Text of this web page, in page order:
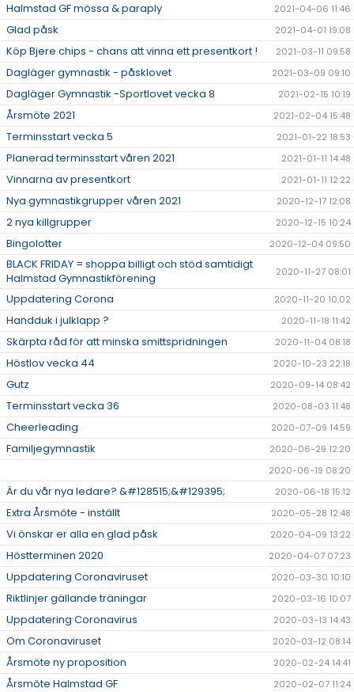
Halmstad GF mössa & paraply 2021-04-06 11:46
Glad påsk 2021-04-01 19:08
Köp Bjere chips - chans att vinna ett presentkort ! 2021-03-11 09:58
Dagläger gymnastik - påsklovet 2021-03-09 09:10
Dagläger Gymnastik -Sportlovet vecka 8 2021-02-15 10:19
Årsmöte 2021 2021-02-04 15:48
Terminsstart vecka 5 2021-01-22 18:53
Planerad terminsstart våren 2021 2021-01-11 14:48
Vinnarna av presentkort 2021-01-11 12:22
Nya gymnastikgrupper våren 2021 2020-12-17 12:08
2 nya killgrupper 2020-12-15 10:24
Bingolotter 2020-12-04 09:50
BLACK FRIDAY = shoppa billigt och stöd samtidigt
Halmstad Gymnastikförening
2020-11-27 08:01
Uppdatering Corona 2020-11-20 10:02
Handduk i julklapp ? 2020-11-18 11:42
Skärpta råd för att minska smittspridningen 2020-11-04 08:18
Höstlov vecka 44 2020-10-23 22:18
Gutz 2020-09-14 08:42
Terminsstart vecka 36 2020-08-03 11:48
Cheerleading 2020-07-09 14:59
Familjegymnastik
2020-06-29 12:20
2020-06-19 08:20
Är du vår nya ledare? &#128515;&#129395; 2020-06-18 15:12
Extra Årsmöte - inställt 2020-05-28 12:48
Vi önskar er alla en glad påsk 2020-04-09 13:22
Höstterminen 2020 2020-04-07 07:23
Uppdatering Coronaviruset 2020-03-30 10:10
Riktlinjer gällande träningar 2020-03-16 10:07
Uppdatering Coronavirus 2020-03-13 14:43
Om Coronaviruset 2020-03-12 08:14
Årsmöte ny proposition 2020-02-24 14:41
Årsmöte Halmstad GF 2020-02-07 11:24